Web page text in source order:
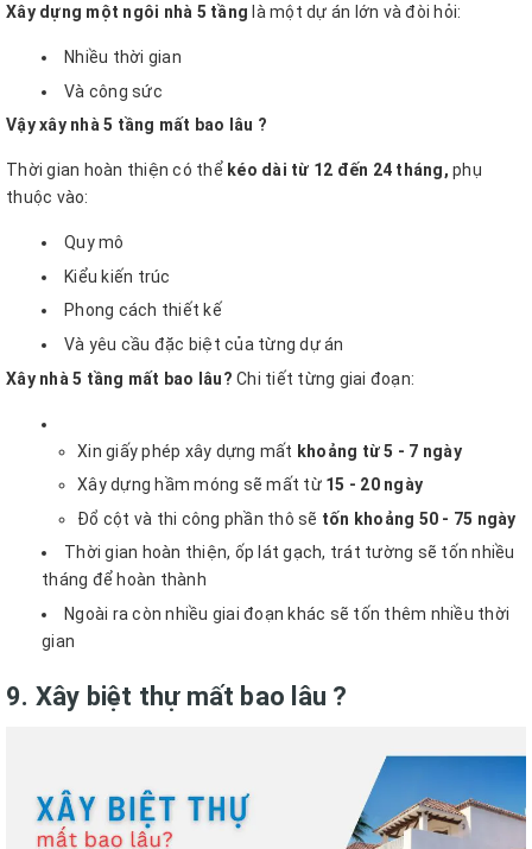
Xây dựng một ngôi nhà 5 tầng là một dự án lớn và đòi hỏi:
Nhiều thời gian
Và công sức
Vậy xây nhà 5 tầng mất bao lâu ?
Thời gian hoàn thiện có thể kéo dài từ 12 đến 24 tháng, phụ
thuộc vào:
Quy mô
Kiểu kiến trúc
Phong cách thiết kế
Và yêu cầu đặc biệt của từng dự án
Xây nhà 5 tầng mất bao lâu? Chi tiết từng giai đoạn:
Xin giấy phép xây dựng mất khoảng từ 5 - 7 ngày
Xây dựng hầm móng sẽ mất từ 15 - 20 ngày
Đổ cột và thi công phần thô sẽ tốn khoảng 50 - 75 ngày
Thời gian hoàn thiện, ốp lát gạch, trát tường sẽ tốn nhiều
tháng để hoàn thành
Ngoài ra còn nhiều giai đoạn khác sẽ tốn thêm nhiều thời
gian
9. Xây biệt thự mất bao lâu ?